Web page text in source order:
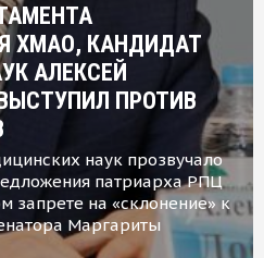
ХМАО, КАНДИДАТ
АЛЕКСЕЙ
ПРОТИВ
наук прозвучало
патриарха РПЦ
запрете на «склонение» к
Маргариты